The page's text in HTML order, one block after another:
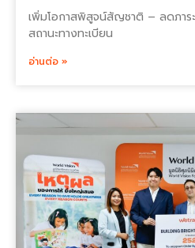
เพิ่มโอกาสพิสูจน์สัญชาติ – ลดภาร
สถานะทางทะเบียน
อ่านต่อ »